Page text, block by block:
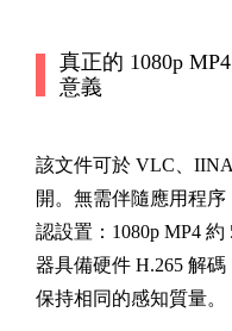
真正的 1080p
意義
該文件可於 VLC、
開。無需伴隨應用程
認設置：1080p MP4
器具備硬件 H.265 解
保持相同的感知質量。